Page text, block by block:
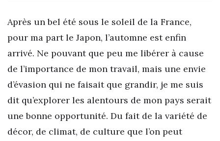
Après un bel été sous le soleil de la France,
pour ma part le Japon, l’automne est enfin
arrivé. Ne pouvant que peu me libérer à cause
de l’importance de mon travail, mais une envie
d’évasion qui ne faisait que grandir, je me suis
dit qu’explorer les alentours de mon pays serait
une bonne opportunité. Du fait de la variété de
décor, de climat, de culture que l’on peut